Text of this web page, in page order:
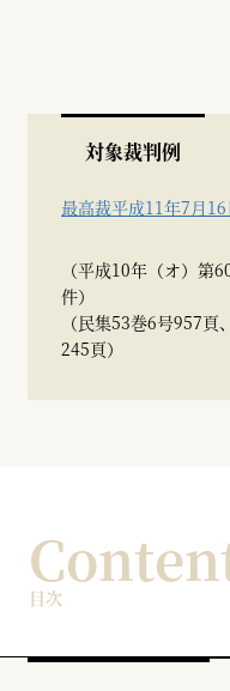
対象裁判例
最高裁平成11年7月
（平成10年（オ）第
件）
（民集53巻6号957
245頁）
目次